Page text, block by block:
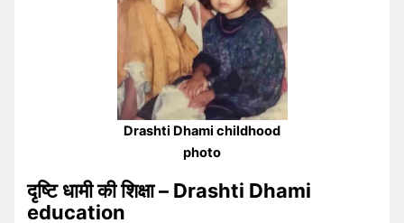
Drashti Dhami childhood
photo
दृष्टि धामी की शिक्षा – Drashti Dhami
education